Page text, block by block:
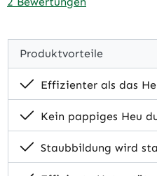
Produktvorteile
Effizienter als das
Kein pappiges Heu
Staubbildung wird